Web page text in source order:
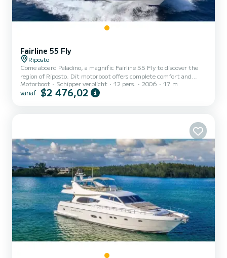
Fairline 55 Fly
Riposto
Come aboard Paladino, a magnific Fairline 55 Fly to discover the
region of Riposto. Dit motorboot offers complete comfort and
performance at sea. You are guaranteed to spend an exceptional
day or week on this 17 meter boat. The capacity of this boat is
Motorboot Schipper verplicht 12 pers. 2006 17 m
vanaf $2 476,02